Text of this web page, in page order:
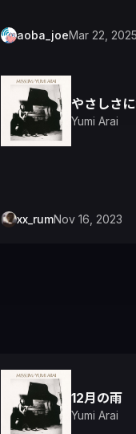
aoba_joeMar 22, 2025
やさしさ
Yumi Arai
xx_rumNov 16, 2023
12月の雨
Yumi Arai